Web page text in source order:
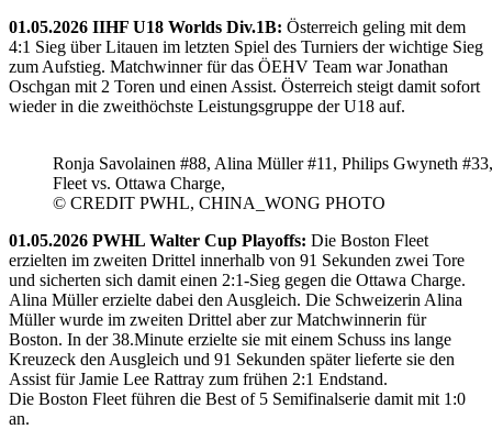
01.05.2026 IIHF U18 Worlds Div.1B: Österreich geling mit dem
4:1 Sieg über Litauen im letzten Spiel des Turniers der wichtige Sieg
zum Aufstieg. Matchwinner für das ÖEHV Team war Jonathan
Oschgan mit 2 Toren und einen Assist. Österreich steigt damit sofort
wieder in die zweithöchste Leistungsgruppe der U18 auf.
Ronja Savolainen #88, Alina Müller #11, Philips Gwyneth
Fleet vs. Ottawa Charge,
© CREDIT PWHL, CHINA_WONG PHOTO
01.05.2026 PWHL Walter Cup Playoffs: Die Boston Fleet
erzielten im zweiten Drittel innerhalb von 91 Sekunden zwei Tore
und sicherten sich damit einen 2:1-Sieg gegen die Ottawa Charge.
Alina Müller erzielte dabei den Ausgleich. Die Schweizerin Alina
Müller wurde im zweiten Drittel aber zur Matchwinnerin für
Boston. In der 38.Minute erzielte sie mit einem Schuss ins lange
Kreuzeck den Ausgleich und 91 Sekunden später lieferte sie den
Assist für Jamie Lee Rattray zum frühen 2:1 Endstand.
Die Boston Fleet führen die Best of 5 Semifinalserie damit mit 1:0
an.